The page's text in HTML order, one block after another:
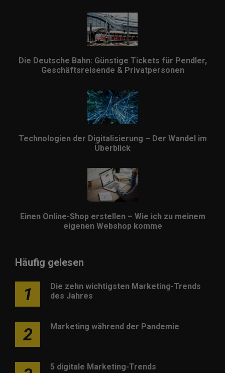
Die Deutsche Bahn: Günstige Tickets für Pendler,
Geschäftsreisende & Privatpersonen
Technologien der Digitalisierung – Der Wandel im
Überblick
Einen Online-Shop erstellen – Wie ich zu meinem
eigenen Webshop komme
Häufig gelesen
1
Die zehn wichtigsten Marketing-Trends
des Jahres
2 Marketing während der Pandemie
5 digitale Marketing-Trends